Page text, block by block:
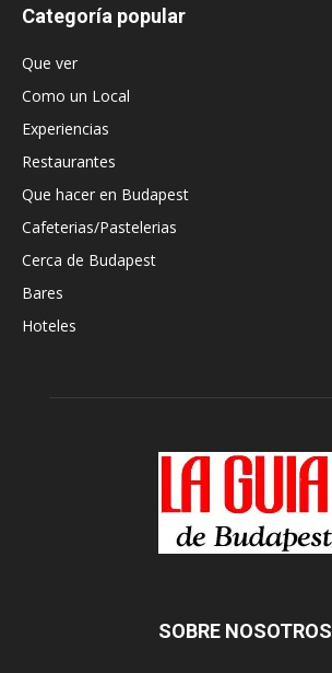
Categoría popular
Que ver
Como un Local
Experiencias
Restaurantes
Que hacer en Budapest
Cafeterias/Pastelerias
Cerca de Budapest
Bares
Hoteles
SOBRE NOSOTROS